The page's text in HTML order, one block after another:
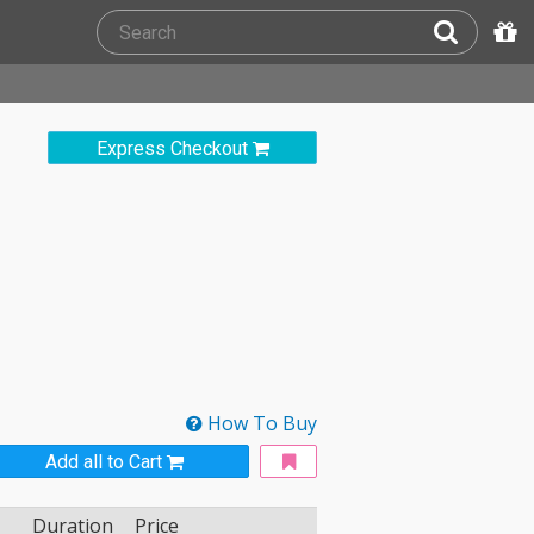
Express Checkout
How To Buy
Add all to Cart
Duration Price